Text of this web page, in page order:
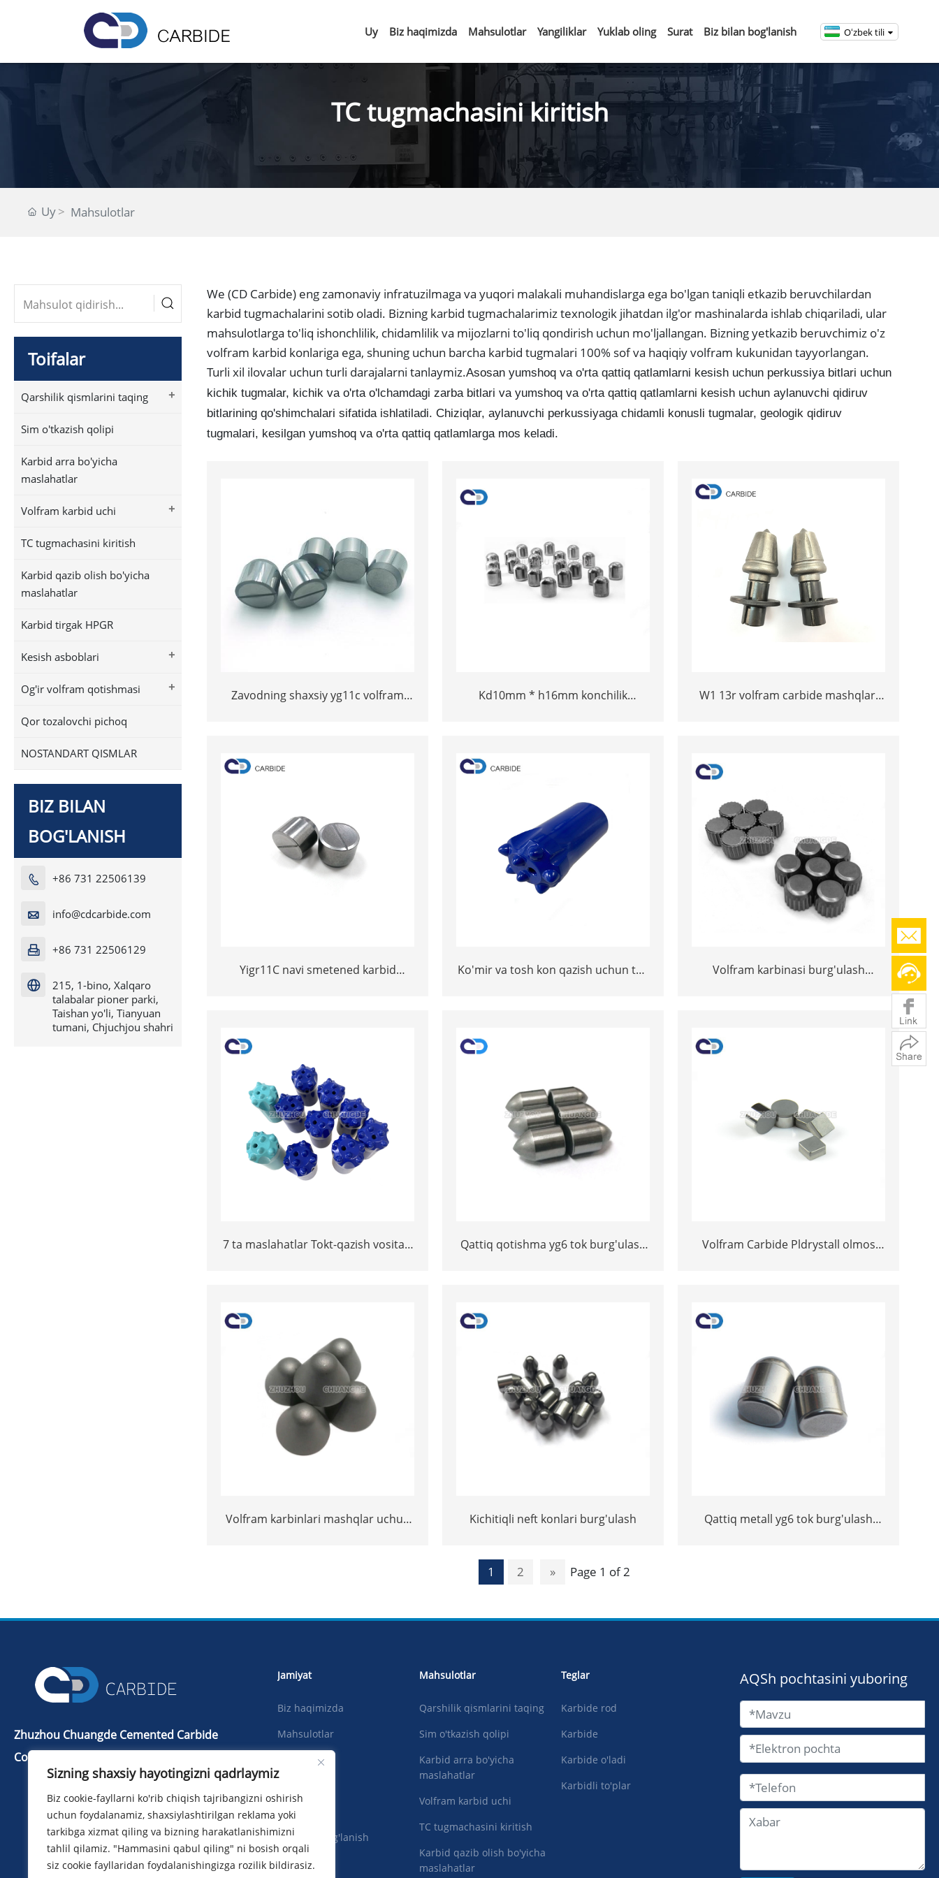
Uy Biz haqimizda Mahsulotlar Yangiliklar Yuklab oling Surat Biz bilan bog'lanish Oʻzbek tili
TC tugmachasini kiritish
Uy Mahsulotlar
Toifalar
+
Qarshilik qismlarini taqing
Sim o'tkazish qolipi
Karbid arra bo'yicha
maslahatlar
+
Volfram karbid uchi
TC tugmachasini kiritish
Karbid qazib olish bo'yicha
maslahatlar
Karbid tirgak HPGR
+
Kesish asboblari
+
Og'ir volfram qotishmasi
Qor tozalovchi pichoq
NOSTANDART QISMLAR
BIZ BILAN
BOG'LANISH
 +86 731 22506139
 info@cdcarbide.com
 +86 731 22506129

215, 1-bino, Xalqaro
talabalar pioner parki,
Taishan yo'li, Tianyuan
tumani, Chjuchjou shahri
We (CD Carbide) eng zamonaviy infratuzilmaga va yuqori malakali muhandislarga ega bo'lgan taniqli etkazib beruvchilardan
karbid tugmachalarini sotib oladi. Bizning karbid tugmachalarimiz texnologik jihatdan ilg'or mashinalarda ishlab chiqariladi, ular
mahsulotlarga to'liq ishonchlilik, chidamlilik va mijozlarni to'liq qondirish uchun mo'ljallangan. Bizning yetkazib beruvchimiz o'z
volfram karbid konlariga ega, shuning uchun barcha karbid tugmalari 100% sof va haqiqiy volfram kukunidan tayyorlangan.
Turli xil ilovalar uchun turli darajalarni tanlaymiz.Asosan yumshoq va o'rta qattiq qatlamlarni kesish uchun perkussiya bitlari uchun
kichik tugmalar, kichik va o'rta o'lchamdagi zarba bitlari va yumshoq va o'rta qattiq qatlamlarni kesish uchun aylanuvchi qidiruv
bitlarining qo'shimchalari sifatida ishlatiladi. Chiziqlar, aylanuvchi perkussiyaga chidamli konusli tugmalar, geologik qidiruv
tugmalari, kesilgan yumshoq va o'rta qattiq qatlamlarga mos keladi.
Zavodning shaxsiy yg11c volfram
Kd10mm * h16mm konchilik
W1 13r volfram carbide mashqlari
Yigr11C navi smetened karbid
Ko'mir va tosh kon qazish uchun tog
Volfram karbinasi burg'ulash
7 ta maslahatlar Tokt-qazish vositasi
Qattiq qotishma yg6 tok burg'ulash
Volfram Carbide Pldrystall olmos
Volfram karbinlari mashqlar uchun
Kichitiqli neft konlari burg'ulash
Qattiq metall yg6 tok burg'ulash
1 2 » Page 1 of 2
Zhuzhou Chuangde Cemented Carbide
Co., Ltd
Telba：+86 731 22506139
Telefon：+86 13786352688
info@cdcarbide.com
Qo'shmoq215, 1-bino, Xalqaro
talabalar pioner parki, Taishan yo'li,
Jamiyat
Biz haqimizda
Mahsulotlar
Yangiliklar
Surat
Biz bilan bog'lanish
Mahsulotlar
Qarshilik qismlarini taqing
Sim o'tkazish qolipi
Karbid arra bo'yicha
maslahatlar
Volfram karbid uchi
TC tugmachasini kiritish
Karbid qazib olish bo'yicha
maslahatlar
Teglar
Karbide rod
Karbide
Karbide o'ladi
Karbidli to'plar
AQSh pochtasini yuboring
Sizning shaxsiy hayotingizni qadrlaymiz
Biz cookie-fayllarni ko'rib chiqish tajribangizni oshirish
uchun foydalanamiz, shaxsiylashtirilgan reklama yoki
tarkibga xizmat qiling va bizning harakatlanishimizni
tahlil qilamiz. "Hammasini qabul qiling" ni bosish orqali
siz cookie fayllaridan foydalanishingizga rozilik bildirasiz.